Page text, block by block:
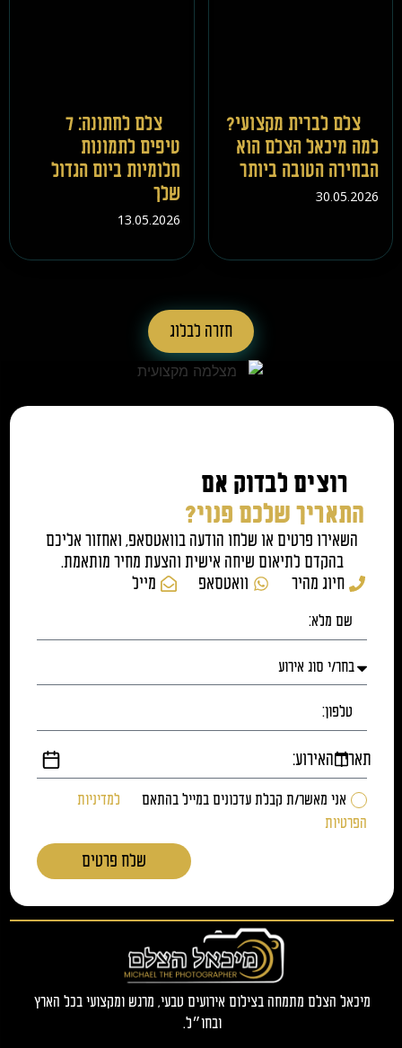
צלם לברית מקצועי?
למה מיכאל הצלם הוא
הבחירה הטובה ביותר
30.05.2026
צלם לחתונה: 7
טיפים לתמונות
חלומיות ביום הגדול
שלך
13.05.2026
חזרה לבלוג
רוצים לבדוק אם
התאריך שלכם פנוי?
השאירו פרטים או שלחו הודעה בוואטסאפ, ואחזור אליכם
בהקדם לתיאום שיחה אישית והצעת מחיר מותאמת.
חיוג מהיר
וואטסאפ מייל
תאריך האירוע:
אני מאשר/ת קבלת עדכונים במייל בהתאם
למדיניות
הפרטיות
שלח פרטים
מיכאל הצלם מתמחה בצילום אירועים טבעי, מרגש ומקצועי בכל הארץ
ובחו״ל.